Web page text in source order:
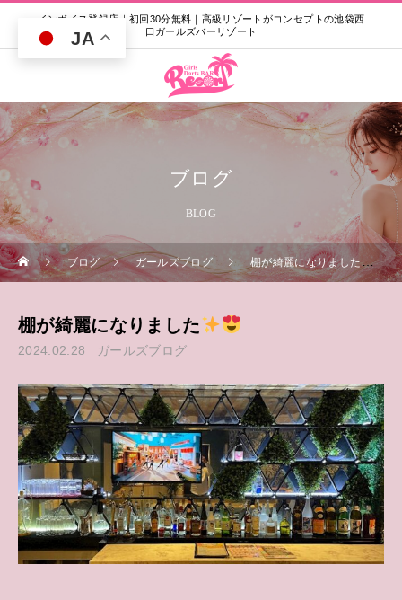
インボイス登録店｜初回30分無料｜高級リゾートがコンセプトの池袋西
口ガールズバーリゾート
ブログ
BLOG
ブログ ガールズブログ 棚が綺麗になりました
棚が綺麗になりました
2024.02.28 ガールズブログ
JA